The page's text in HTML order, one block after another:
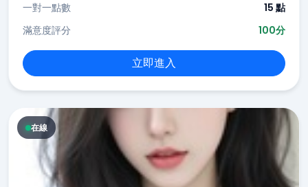
一對一點數
15 點
滿意度評分
100分
立即進入
在線